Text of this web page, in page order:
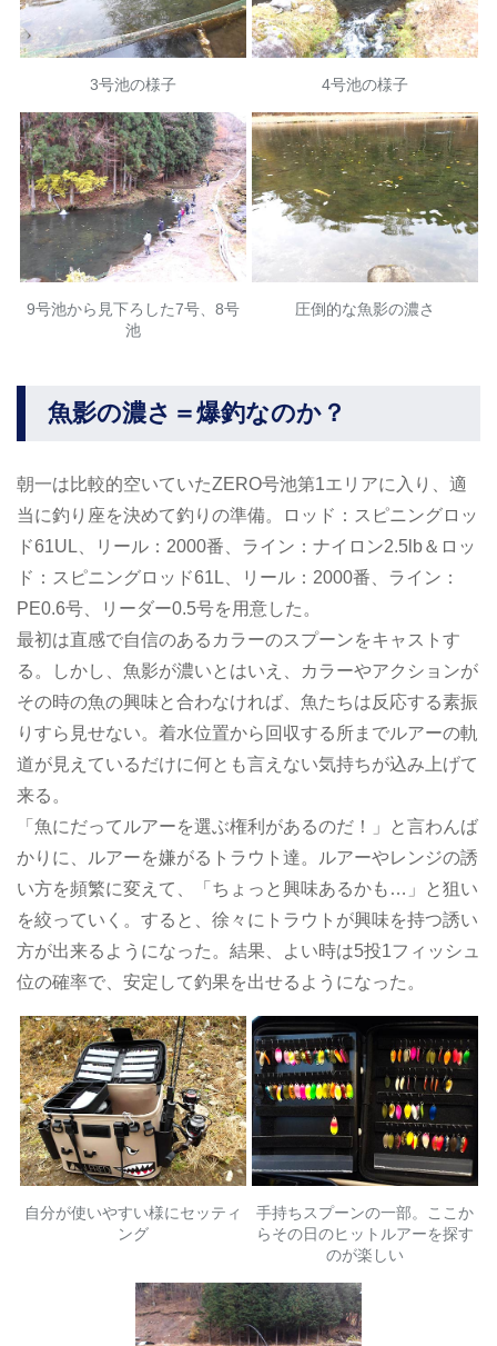
3号池の様子 4号池の様子
9号池から見下ろした7号、8号
池
圧倒的な魚影の濃さ
魚影の濃さ＝爆釣なのか？
朝一は比較的空いていたZERO号池第1エリアに入り、適
当に釣り座を決めて釣りの準備。ロッド：スピニングロッ
ド61UL、リール：2000番、ライン：ナイロン2.5lb＆ロッ
ド：スピニングロッド61L、リール：2000番、ライン：
PE0.6号、リーダー0.5号を用意した。
最初は直感で自信のあるカラーのスプーンをキャストす
る。しかし、魚影が濃いとはいえ、カラーやアクションが
その時の魚の興味と合わなければ、魚たちは反応する素振
りすら見せない。着水位置から回収する所までルアーの軌
道が見えているだけに何とも言えない気持ちが込み上げて
来る。
「魚にだってルアーを選ぶ権利があるのだ！」と言わんば
かりに、ルアーを嫌がるトラウト達。ルアーやレンジの誘
い方を頻繁に変えて、「ちょっと興味あるかも…」と狙い
を絞っていく。すると、徐々にトラウトが興味を持つ誘い
方が出来るようになった。結果、よい時は5投1フィッシュ
位の確率で、安定して釣果を出せるようになった。
自分が使いやすい様にセッティ
ング
手持ちスプーンの一部。ここか
らその日のヒットルアーを探す
のが楽しい